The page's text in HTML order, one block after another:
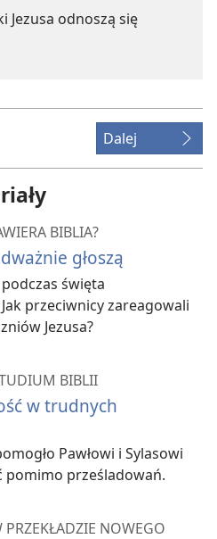
Jezusa odnoszą się
Dalej
BIBLIA?
głoszą
święta
przeciwnicy zareagowali
Jezusa?
BIBLII
w trudnych
Pawłowi i Sylasowi
pomimo prześladowań.
NOWEGO